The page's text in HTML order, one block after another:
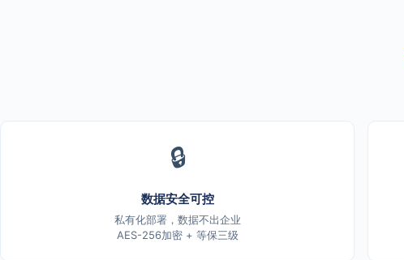
🔒
数据安全可控
私有化部署，数据不出企业
AES-256加密 + 等保三级